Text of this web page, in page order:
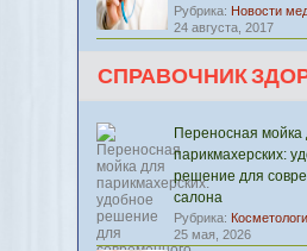
Рубрика: Новости
24 августа, 2017
СПРАВОЧНИК
Переносная мойка
парикмахерских:
решение для
салона
Рубрика:
25 мая, 2026